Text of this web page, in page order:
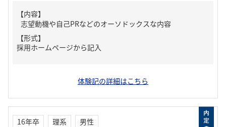
【内容】
志望動機や自己PRなどのオーソドックスな内容
【形式】
採用ホームページから記入
体験記の詳細はこちら
16年卒 理系
男性